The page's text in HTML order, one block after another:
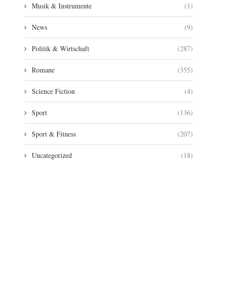
Musik & Instrumente (1)
News (9)
Politik & Wirtschaft (287)
Romane (355)
Science Fiction (4)
Sport (136)
Sport & Fitness (207)
Uncategorized (18)